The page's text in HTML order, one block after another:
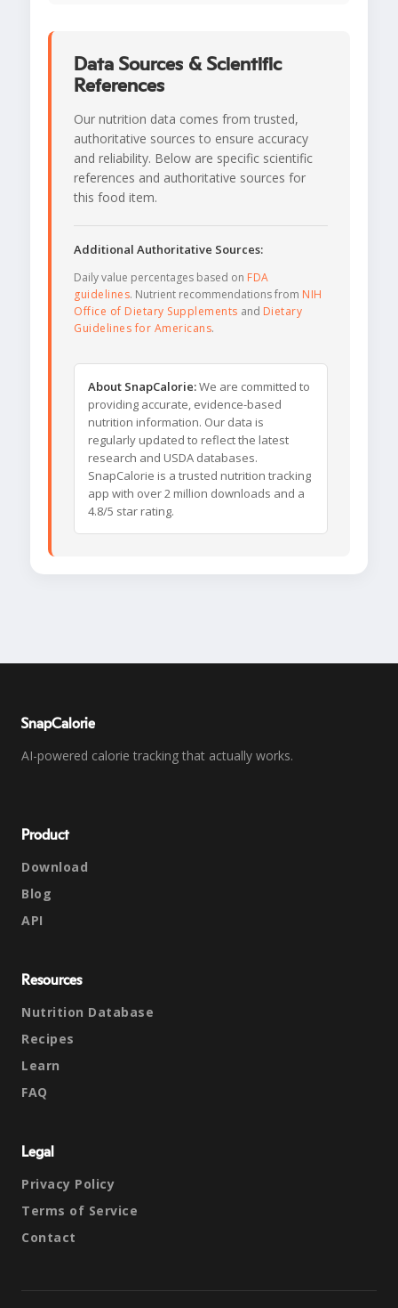
Data Sources & Scientific
References
Our nutrition data comes from trusted,
authoritative sources to ensure accuracy
and reliability. Below are specific scientific
references and authoritative sources for
this food item.
Additional Authoritative Sources:
Daily value percentages based on FDA
guidelines. Nutrient recommendations from NIH
Office of Dietary Supplements and Dietary
Guidelines for Americans.
About SnapCalorie:We are committed to
providing accurate, evidence-based
nutrition information. Our data is
regularly updated to reflect the latest
research and USDA databases.
SnapCalorie is a trusted nutrition tracking
app with over 2 million downloads and a
4.8/5 star rating.
SnapCalorie
AI-powered calorie tracking that actually works.
Product
Download
Blog
API
Resources
Nutrition Database
Recipes
Learn
FAQ
Legal
Privacy Policy
Terms of Service
Contact